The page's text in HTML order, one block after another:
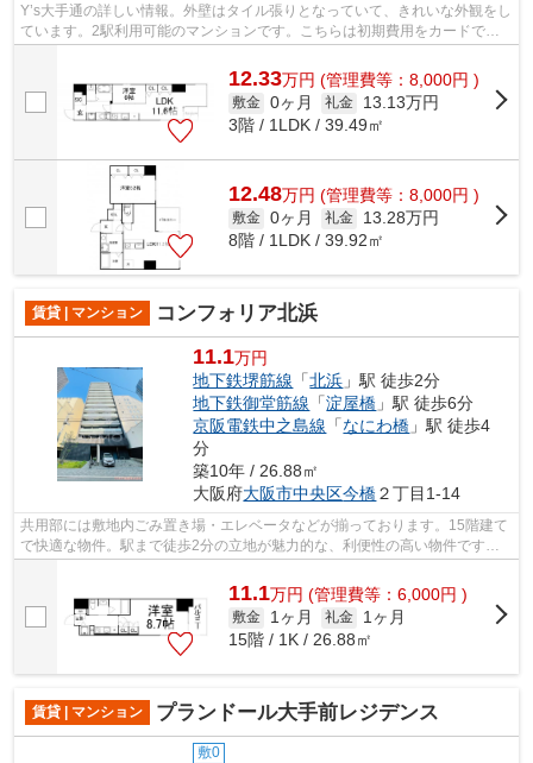
Y’s大手通の詳しい情報。外壁はタイル張りとなっていて、きれいな外観をし
ています。2駅利用可能のマンションです。こちらは初期費用をカードでお
支払いいただける物件です。当社スタ...
12.33万円 (管理費等：8,000円 )
敷金 0ヶ月 礼金
13.13万円
3階 / 1LDK / 39.49㎡
12.48万円 (管理費等：8,000円 )
敷金 0ヶ月 礼金
13.28万円
8階 / 1LDK / 39.92㎡
賃貸 | マンション コンフォリア北浜
11.1万円
地下鉄堺筋線 「北浜 」駅 徒歩2分
地下鉄御堂筋線 「淀屋橋 」駅 徒歩6分
京阪電鉄中之島線 「なにわ橋 」駅 徒歩4
分
築10年 / 26.88㎡
大阪府大阪市中央区今橋２丁目1-14
共用部には敷地内ごみ置き場・エレベータなどが揃っております。15階建て
で快適な物件。駅まで徒歩2分の立地が魅力的な、利便性の高い物件です。
常に新鮮な空気を取り入れられる通風良...
11.1万円 (管理費等：6,000円 )
敷金 1ヶ月 礼金
1ヶ月
15階 / 1K / 26.88㎡
賃貸 | マンション プランドール大手前レジデンス
敷0